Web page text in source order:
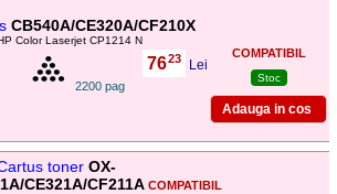
CB540A/CE320A/CF210X
Color Laserjet CP1214 N
2200 pag
COMPATIBIL
Stoc
7623 Lei
toner OX-
CE321A/CF211A COMPATIBIL